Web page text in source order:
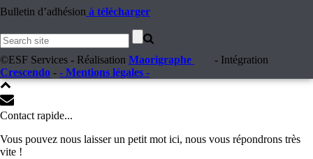
Bulletin d’adhésion à télécharger
©ESF Services - Réalisation Maorigraphe
- Intégration
Crescendo - - Mentions légales -
Contact rapide...
Vous pouvez nous laisser un petit mot ici, nous vous répondrons très
vite !